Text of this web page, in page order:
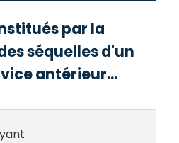
par la
séquelles d'un
antérieur...